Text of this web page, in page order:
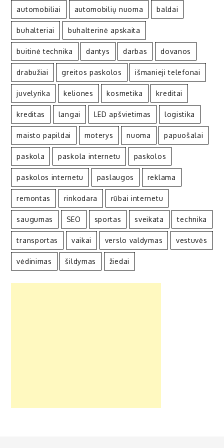
automobiliai automobilių nuoma baldai
buhalteriai buhalterinė apskaita
buitinė technika dantys darbas dovanos
drabužiai greitos paskolos išmanieji telefonai
juvelyrika keliones kosmetika kreditai
kreditas langai LED apšvietimas logistika
maisto papildai moterys nuoma papuošalai
paskola paskola internetu paskolos
paskolos internetu paslaugos reklama
remontas rinkodara rūbai internetu
saugumas SEO sportas sveikata technika
transportas vaikai verslo valdymas vestuvės
vėdinimas šildymas žiedai